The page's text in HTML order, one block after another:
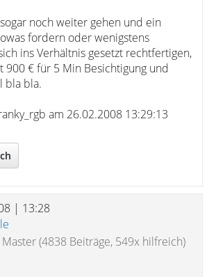
noch weiter gehen und ein
fordern oder wenigstens
ins Verhältnis gesetzt rechtfertigen,
900 € für 5 Min Besichtigung und
bla bla.
am 26.02.2008 13:29:13
| 13:28
Master(4838 Beiträge, 549x hilfreich)